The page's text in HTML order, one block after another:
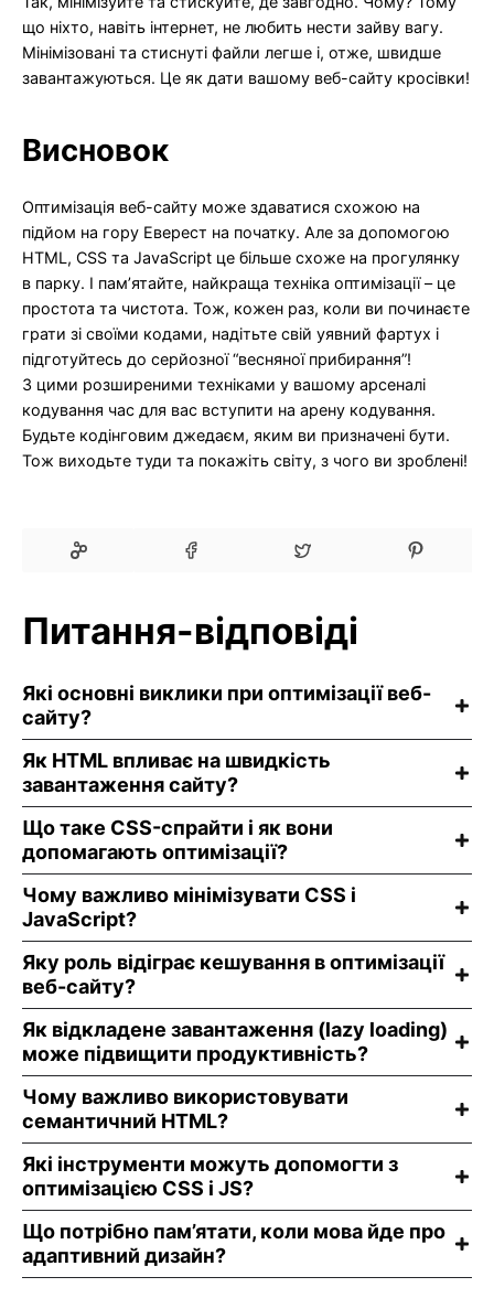
що ніхто, навіть інтернет, не любить нести зайву вагу.
Мінімізовані та стиснуті файли легше і, отже, швидше
завантажуються. Це як дати вашому веб-сайту кросівки!
Висновок
Оптимізація веб-сайту може здаватися схожою на
підйом на гору Еверест на початку. Але за допомогою
HTML, CSS та JavaScript це більше схоже на прогулянку
в парку. І пам’ятайте, найкраща техніка оптимізації – це
простота та чистота. Тож, кожен раз, коли ви починаєте
грати зі своїми кодами, надітьте свій уявний фартух і
підготуйтесь до серйозної “весняної прибирання”!
З цими розширеними техніками у вашому арсеналі
кодування час для вас вступити на арену кодування.
Будьте кодінговим джедаєм, яким ви призначені бути.
Тож виходьте туди та покажіть світу, з чого ви зроблені!
Питання-відповіді
Які основні виклики при оптимізації веб-
сайту?
Як HTML впливає на швидкість
завантаження сайту?
Що таке CSS-спрайти і як вони
допомагають оптимізації?
Чому важливо мінімізувати CSS і
JavaScript?
Яку роль відіграє кешування в оптимізації
веб-сайту?
Як відкладене завантаження (lazy loading)
може підвищити продуктивність?
Чому важливо використовувати
семантичний HTML?
Які інструменти можуть допомогти з
оптимізацією CSS і JS?
Що потрібно пам’ятати, коли мова йде про
адаптивний дизайн?